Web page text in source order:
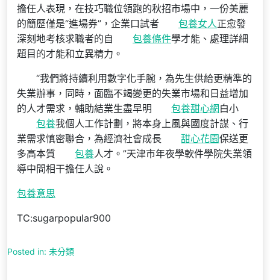
擔任人表現，在技巧職位領跑的秋招市場中，一份美麗
的簡歷僅是“進場券”，企業口試者
包養女人正愈發
深刻地考核求職者的自
包養條件學才能、處理詳細
題目的才能和立異精力。
“我們將持續利用數字化手腕，為先生供給更精準的
失業辦事，同時，面臨不竭變更的失業市場和日益增加
的人才需求，輔助結業生盡早明
包養甜心網 白小
包養我個人工作計劃，將本身上風與國度計謀、行
業需求慎密聯合，為經濟社會成長
甜心花園保送更
多高本質
包養人才。”天津市年夜學軟件學院失業領
導中間相干擔任人說。
包養意思
TC:sugarpopular900
Posted in: 未分類